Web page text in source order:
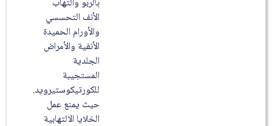
الأنف التحسسي
والأورام الحميدة
الأنفية والأمراض
الجلدية
المستجيبة
للكورتيكوستيرويد.
حيث يمنع عمل
الخلايا الالتهابية